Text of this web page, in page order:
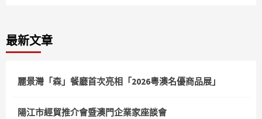
最新文章
麗景灣「森」餐廳首次亮相「2026粵澳名優商品展」
陽江市經貿推介會暨澳門企業家座談會